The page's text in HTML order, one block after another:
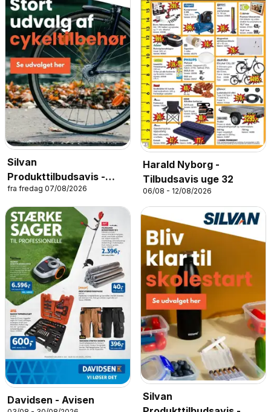
Silvan
Produkttilbudsavis -
Cykler
fra fredag 07/08/2026
Harald Nyborg -
Tilbudsavis uge 32
06/08 - 12/08/2026
Davidsen - Avisen
Silvan